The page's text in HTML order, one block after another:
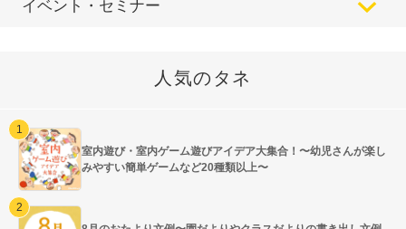
イベント・セミナー
人気のタネ
室内遊び・室内ゲーム遊びアイデア大集合！〜幼児さんが楽し
みやすい簡単ゲームなど20種類以上〜